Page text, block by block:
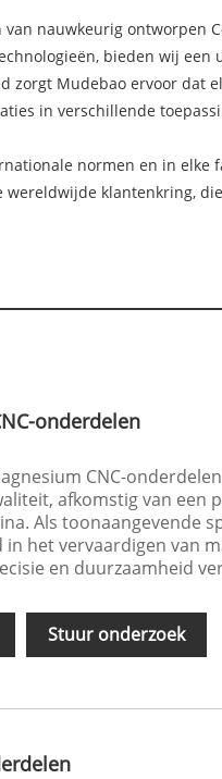
nauwkeurig ontworpen
bieden wij
zorgt Mudebao ervoor dat
in verschillende
normen en in elke
klantenkring,
onderdelen
CNC-
afkomstig van een
Als toonaangevende
in het vervaardigen van
en duurzaamheid
Stuur onderzoek